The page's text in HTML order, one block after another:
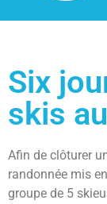
Six
skis
Afin de clôturer
randonnée mis
groupe de 5